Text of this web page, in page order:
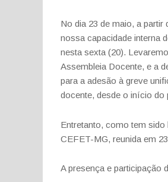
No dia 23 de maio, a
nossa capacidade interna
nesta sexta (20).
Assembleia Docente, e a
para a adesão à greve
docente, desde o início
Entretanto, como tem
CEFET-MG, reunida em
A presença e participação